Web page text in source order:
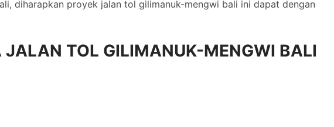
diharapkan proyek jalan tol gilimanuk-mengwi bali ini dapat dengan
JALAN TOL GILIMANUK-MENGWI BALI